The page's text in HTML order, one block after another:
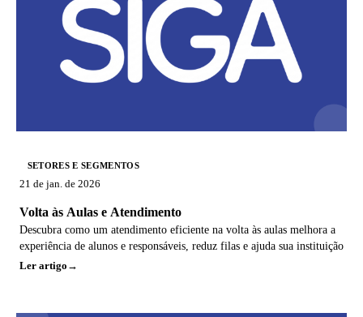
SETORES E SEGMENTOS
21 de jan. de 2026
Volta às Aulas e Atendimento
Descubra como um atendimento eficiente na volta às aulas melhora a
experiência de alunos e responsáveis, reduz filas e ajuda sua instituição
Ler artigo